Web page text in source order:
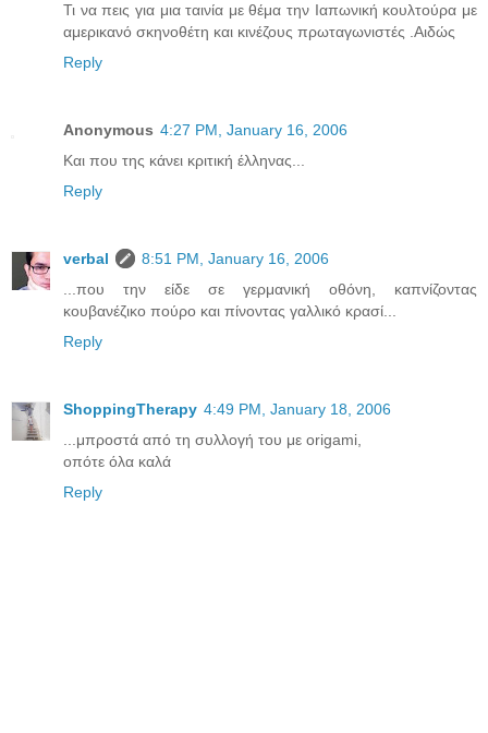
Τι να πεις για μια ταινία με θέμα την Ιαπωνική κουλτούρα με
αμερικανό σκηνοθέτη και κινέζους πρωταγωνιστές .Αιδώς
Reply
Anonymous 4:27 PM, January 16, 2006
Kαι που της κάνει κριτική έλληνας...
Reply
verbal
8:51 PM, January 16, 2006
...που την είδε σε γερμανική οθόνη, καπνίζοντας
κουβανέζικο πούρο και πίνοντας γαλλικό κρασί...
Reply
ShoppingTherapy 4:49 PM, January 18, 2006
...μπροστά από τη συλλογή του με origami,
οπότε όλα καλά
Reply